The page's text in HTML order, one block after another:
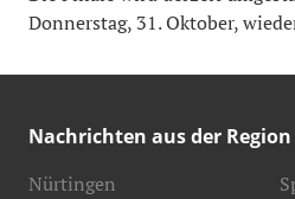
Donnerstag, 31. Oktober,
Nachrichten aus der Region
Nürtingen